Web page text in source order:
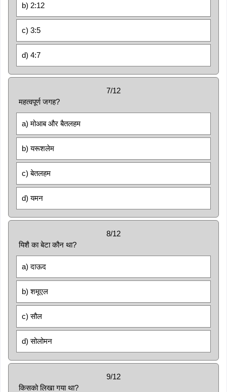
b) 2:12
c) 3:5
d) 4:7
7/12
महत्वपूर्ण जगह?
a) मोआब और बैतलहम
b) यरूशलेम
c) बेतलहम
d) यमन
8/12
यिशै का बेटा कौन था?
a) दाऊद
b) शमूएल
c) सौल
d) सोलोमन
9/12
किसको लिखा गया था?